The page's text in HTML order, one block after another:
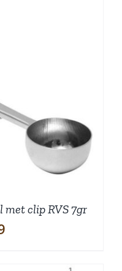
clip RVS 7gr